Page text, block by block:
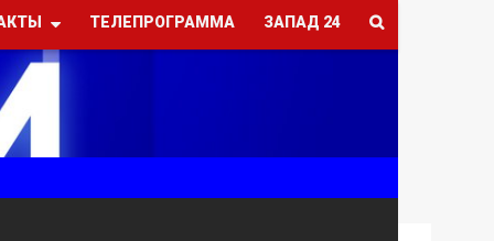
ТЕЛЕПРОГРАММА ЗАПАД 24